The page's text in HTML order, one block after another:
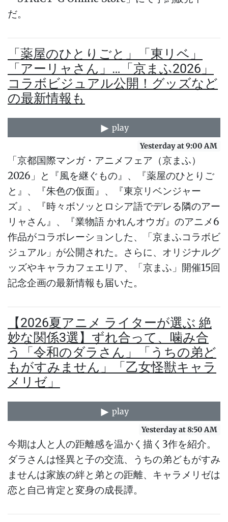
だ。
「薬屋のひとりごと」「東リベ」
「アーリャさん」…「京まふ2026」
コラボビジュアル公開！グッズなど
の最新情報も
play
Yesterday at 9:00 AM
「京都国際マンガ・アニメフェア（京まふ）
2026」と『風を継ぐもの』、『薬屋のひとりご
と』、『朱色の仮面』、『東京リベンジャー
ズ』、『時々ボソッとロシア語でデレる隣のアー
リャさん』、『業物語 かれんオウガ』のアニメ6
作品がコラボレーションした、「京まふコラボビ
ジュアル」が公開された。さらに、オリジナルグ
ッズやキャラカフェエリア、「京まふ」開催15回
記念企画の最新情報も届いた。
【2026夏アニメ ライターが選ぶ 絶
妙な関係3選】ずれ合って、噛み合
う「令和のダラさん」「うちの弟ど
もがすみません」「乙女怪獣キャラ
メリゼ」
play
Yesterday at 8:50 AM
今期は人と人の距離感を温かく描く3作を紹介。
ダラさんは怪異と子の交流、うちの弟どもがすみ
ませんは家族の絆と弟との距離、キャラメリゼは
恋と自己肯定と変身の成長譚。